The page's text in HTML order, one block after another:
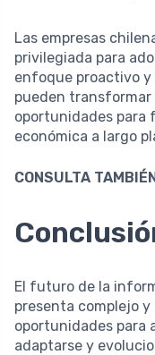
Las empresas
privilegiada para
enfoque proactivo y
pueden transformar
oportunidades para
económica a largo
CONSULTA
El futuro de la
presenta complejo
oportunidades para
adaptarse y